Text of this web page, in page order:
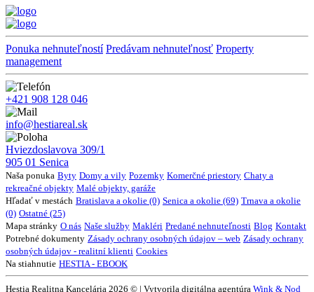
Ponuka nehnuteľností Predávam nehnuteľnosť Property
management
+421 908 128 046
info@hestiareal.sk
Hviezdoslavova 309/1
905 01 Senica
Naša ponuka Byty Domy a vily Pozemky Komerčné priestory Chaty a
rekreačné objekty Malé objekty, garáže
Hľadať v mestách Bratislava a okolie (0) Senica a okolie (69) Trnava a okolie
(0) Ostatné (25)
Mapa stránky O nás Naše služby Makléri Predané nehnuteľnosti Blog Kontakt
Potrebné dokumenty Zásady ochrany osobných údajov – web Zásady ochrany
osobných údajov - realitní klienti Cookies
Na stiahnutie HESTIA - EBOOK
Hestia Realitna Kancelária 2026 © | Vytvorila digitálna agentúra Wink & Nod